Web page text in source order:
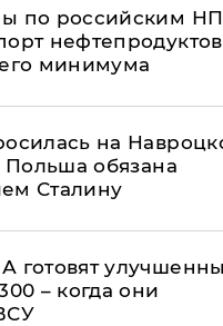
по российским
минимума
на
Польша обязана
Сталину
готовят
– когда они